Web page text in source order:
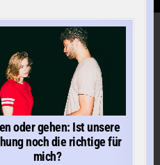
oder gehen: Ist unsere
noch die richtige für
mich?